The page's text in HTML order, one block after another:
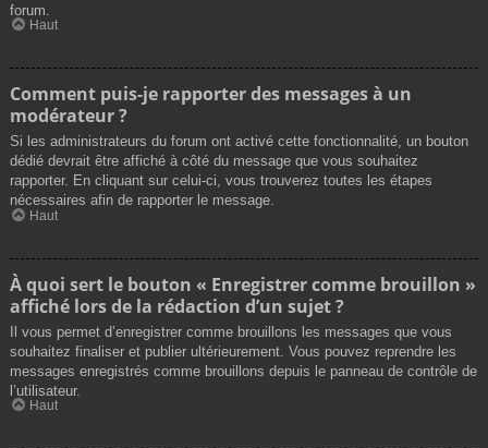
forum.
Haut
Comment puis-je rapporter des messages à un
modérateur ?
Si les administrateurs du forum ont activé cette fonctionnalité, un bouton
dédié devrait être affiché à côté du message que vous souhaitez
rapporter. En cliquant sur celui-ci, vous trouverez toutes les étapes
nécessaires afin de rapporter le message.
Haut
À quoi sert le bouton « Enregistrer comme brouillon »
affiché lors de la rédaction d’un sujet ?
Il vous permet d’enregistrer comme brouillons les messages que vous
souhaitez finaliser et publier ultérieurement. Vous pouvez reprendre les
messages enregistrés comme brouillons depuis le panneau de contrôle de
l’utilisateur.
Haut